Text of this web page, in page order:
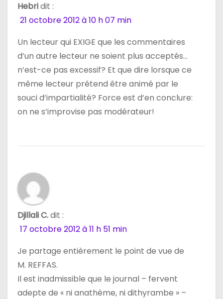
Hebridit :
21 octobre 2012 à 10 h 07 min
Un lecteur qui EXIGE que les commentaires
d’un autre lecteur ne soient plus acceptés…
n’est-ce pas excessif? Et que dire lorsque ce
même lecteur prétend être animé par le
souci d’impartialité? Force est d’en conclure:
on ne s’improvise pas modérateur!
Djillali C.dit :
17 octobre 2012 à 11 h 51 min
Je partage entièrement le point de vue de
M. REFFAS.
Il est inadmissible que le journal – fervent
adepte de « ni anathème, ni dithyrambe » –